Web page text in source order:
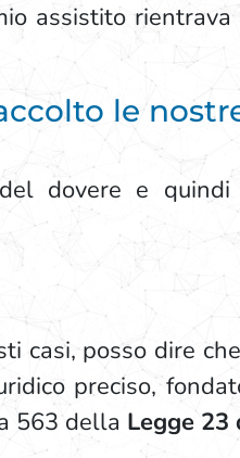
assistito
le
dovere e
casi, posso dire
preciso,
563 della Legge 23